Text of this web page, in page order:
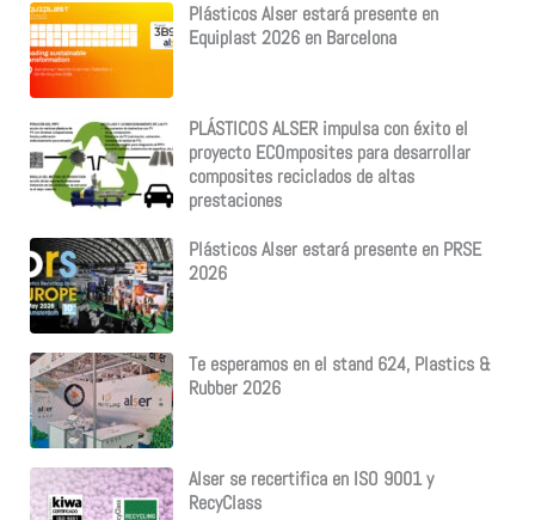
Plásticos Alser estará presente en
Equiplast 2026 en Barcelona
PLÁSTICOS ALSER impulsa con éxito el
proyecto ECOmposites para desarrollar
composites reciclados de altas
prestaciones
Plásticos Alser estará presente en PRSE
2026
Te esperamos en el stand 624, Plastics &
Rubber 2026
Alser se recertifica en ISO 9001 y
RecyClass